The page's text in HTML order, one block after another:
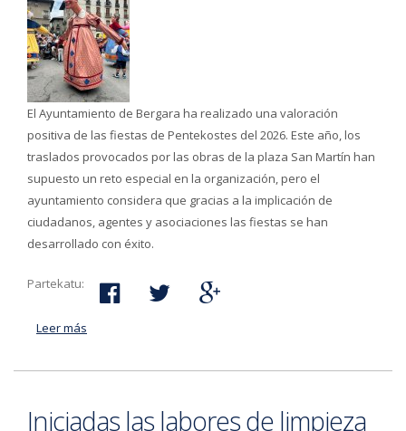
El Ayuntamiento de Bergara ha realizado una valoración
positiva de las fiestas de Pentekostes del 2026. Este año, los
traslados provocados por las obras de la plaza San Martín han
supuesto un reto especial en la organización, pero el
ayuntamiento considera que gracias a la implicación de
ciudadanos, agentes y asociaciones las fiestas se han
desarrollado con éxito.
Partekatu:
Leer más
agentes
Iniciadas las labores de limpieza